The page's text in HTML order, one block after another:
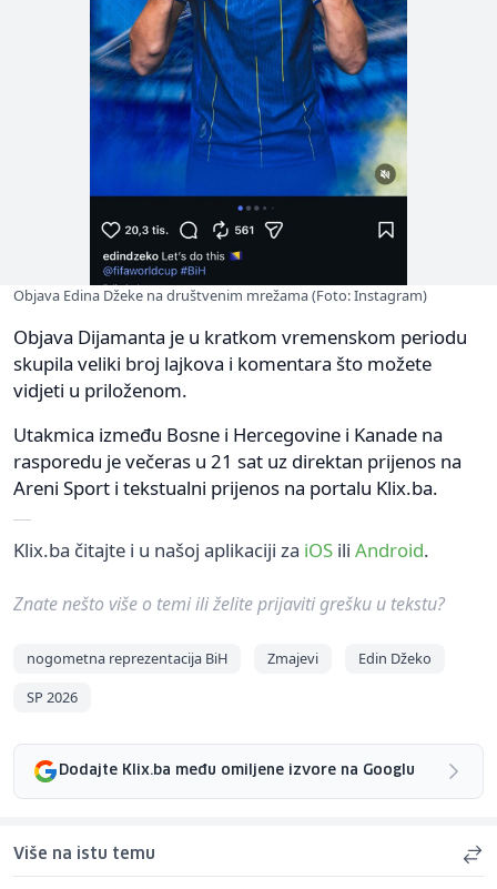
Objava Edina Džeke na društvenim mrežama (Foto: Instagram)
Objava Dijamanta je u kratkom vremenskom periodu
skupila veliki broj lajkova i komentara što možete
vidjeti u priloženom.
Utakmica između Bosne i Hercegovine i Kanade na
rasporedu je večeras u 21 sat uz direktan prijenos na
Areni Sport i tekstualni prijenos na portalu Klix.ba.
Klix.ba čitajte i u našoj aplikaciji za iOS ili Android.
Znate nešto više o temi ili želite prijaviti grešku u tekstu?
nogometna reprezentacija BiH Zmajevi
Edin Džeko
SP 2026
Dodajte Klix.ba među omiljene izvore na Googlu
Više na istu temu